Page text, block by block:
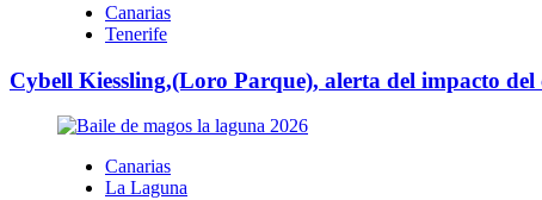
Canarias
Tenerife
Cybell Kiessling,(Loro Parque), alerta del impacto
Canarias
La Laguna